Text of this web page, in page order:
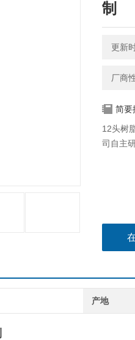
制
更新
厂商
简要
12头树
司自主
产地